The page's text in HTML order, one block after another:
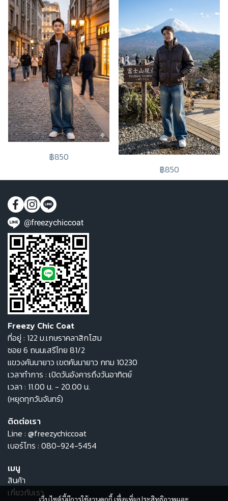
฿850
฿850
เว็บไซต์นี้มีการใช้งานคุกกี้ เพื่อเพิ่มประสิทธิภาพและ
@freezychiccoat
Freezy Chic Coat
ที่อยู่ : 122 ม.เกษราคลาสิกโฮม
ซอย 6 ถนนเสรีไทย 81/2
แขวงคันนายาว เขตคันนายาว กทม 10230
เวลาทำการ : เปิดวันอังคารถึงวันอาทิตย์
เวลา : 11.00 น. - 20.00 น.
(หยุดทุกวันจันทร์)
ติดต่อเรา
Line : @freezychiccoat
เบอร์โทร : 080-924-5454
เมนู
สินค้า
เกี่ยวกับเรา